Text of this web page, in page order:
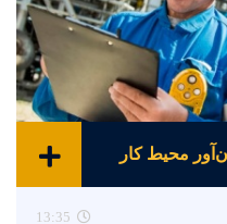
محیط کار
13:35